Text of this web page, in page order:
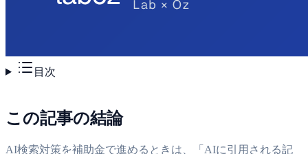
目次
この記事の結論
AI検索対策を補助金で進めるときは、「AIに引用される記